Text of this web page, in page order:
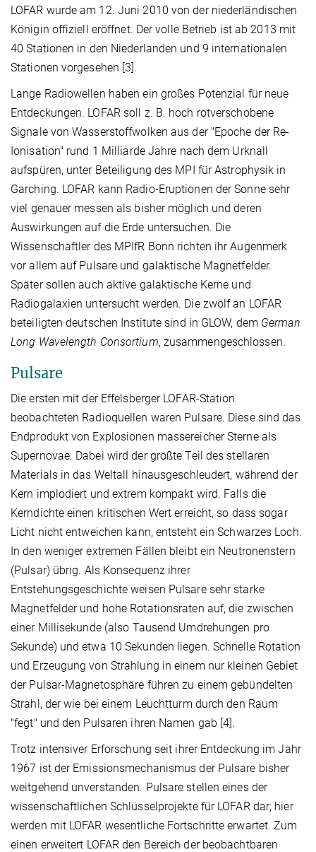
LOFAR wurde am 12. Juni 2010 von der niederländischen
Königin offiziell eröffnet. Der volle Betrieb ist ab 2013 mit
40 Stationen in den Niederlanden und 9 internationalen
Stationen vorgesehen [3].
Lange Radiowellen haben ein großes Potenzial für neue
Entdeckungen. LOFAR soll z. B. hoch rotverschobene
Signale von Wasserstoffwolken aus der "Epoche der Re-
Ionisation" rund 1 Milliarde Jahre nach dem Urknall
aufspüren, unter Beteiligung des MPI für Astrophysik in
Garching. LOFAR kann Radio-Eruptionen der Sonne sehr
viel genauer messen als bisher möglich und deren
Auswirkungen auf die Erde untersuchen. Die
Wissenschaftler des MPIfR Bonn richten ihr Augenmerk
vor allem auf Pulsare und galaktische Magnetfelder.
Später sollen auch aktive galaktische Kerne und
Radiogalaxien untersucht werden. Die zwölf an LOFAR
beteiligten deutschen Institute sind in GLOW, dem German
Long Wavelength Consortium, zusammengeschlossen.
Pulsare
Die ersten mit der Effelsberger LOFAR-Station
beobachteten Radioquellen waren Pulsare. Diese sind das
Endprodukt von Explosionen massereicher Sterne als
Supernovae. Dabei wird der größte Teil des stellaren
Materials in das Weltall hinausgeschleudert, während der
Kern implodiert und extrem kompakt wird. Falls die
Kerndichte einen kritischen Wert erreicht, so dass sogar
Licht nicht entweichen kann, entsteht ein Schwarzes Loch.
In den weniger extremen Fällen bleibt ein Neutronenstern
(Pulsar) übrig. Als Konsequenz ihrer
Entstehungsgeschichte weisen Pulsare sehr starke
Magnetfelder und hohe Rotationsraten auf, die zwischen
einer Millisekunde (also Tausend Umdrehungen pro
Sekunde) und etwa 10 Sekunden liegen. Schnelle Rotation
und Erzeugung von Strahlung in einem nur kleinen Gebiet
der Pulsar-Magnetosphäre führen zu einem gebündelten
Strahl, der wie bei einem Leuchtturm durch den Raum
"fegt" und den Pulsaren ihren Namen gab [4].
Trotz intensiver Erforschung seit ihrer Entdeckung im Jahr
1967 ist der Emissionsmechanismus der Pulsare bisher
weitgehend unverstanden. Pulsare stellen eines der
wissenschaftlichen Schlüsselprojekte für LOFAR dar; hier
werden mit LOFAR wesentliche Fortschritte erwartet. Zum
einen erweitert LOFAR den Bereich der beobachtbaren